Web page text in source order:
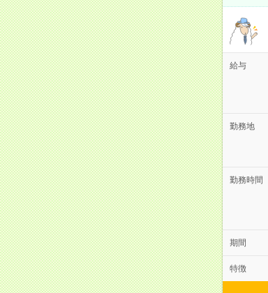
給与
勤務地
勤務時間
期間
特徴